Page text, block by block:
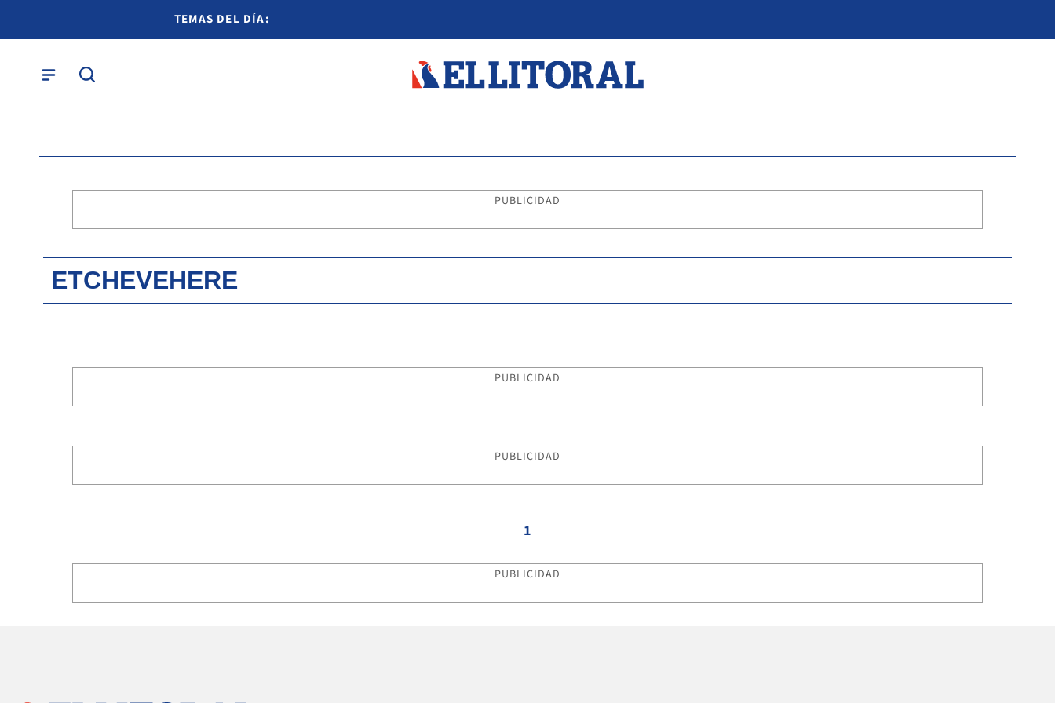
TEMAS DEL DÍA:
PUBLICIDAD
ETCHEVEHERE
PUBLICIDAD
PUBLICIDAD
1
PUBLICIDAD